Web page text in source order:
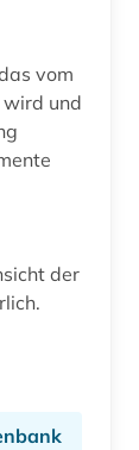
vom
und
der